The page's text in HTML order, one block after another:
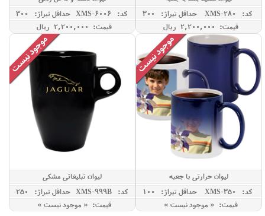
کد: XMS-280
حداقل تيراژ: 300
قیمت: 2,200,000 ريال
کد: XMS-6006
حداقل تيراژ: 300
قیمت: 2,200,000 ريال
لیوان حرارتی با جعبه
کد: XMS-350
حداقل تيراژ: 100
قیمت: « موجود نیست »
لیوان تبلیغاتی مشکی
کد: XMS-999B
حداقل تيراژ: 250
قیمت: « موجود نیست »